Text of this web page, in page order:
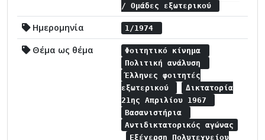
/ Ομάδες εξωτερικού
Ημερομηνία 1/1974
Θέμα ως θέμα
Φοιτητικό κίνημα
Πολιτική ανάλυση
Έλληνες φοιτητές
εξωτερικού
Δικτατορία
21ης Απριλίου 1967
Βασανιστήρια
Αντιδικτατορικός αγώνας
Εξέγερση Πολυτεχνείου